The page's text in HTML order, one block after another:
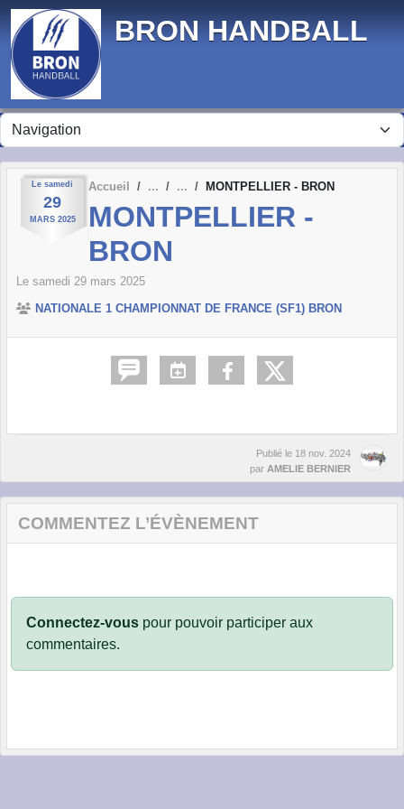
BRON HANDBALL
Le samedi
29
MARS 2025
Accueil MONTPELLIER - BRON
MONTPELLIER -
BRON
Le samedi 29 mars 2025
NATIONALE 1 CHAMPIONNAT DE FRANCE (SF1) BRON
Publié le 18 nov. 2024
par AMELIE BERNIER
COMMENTEZ L’ÉVÈNEMENT
Connectez-vous pour pouvoir participer aux
commentaires.
Panneau de gestion des cookies